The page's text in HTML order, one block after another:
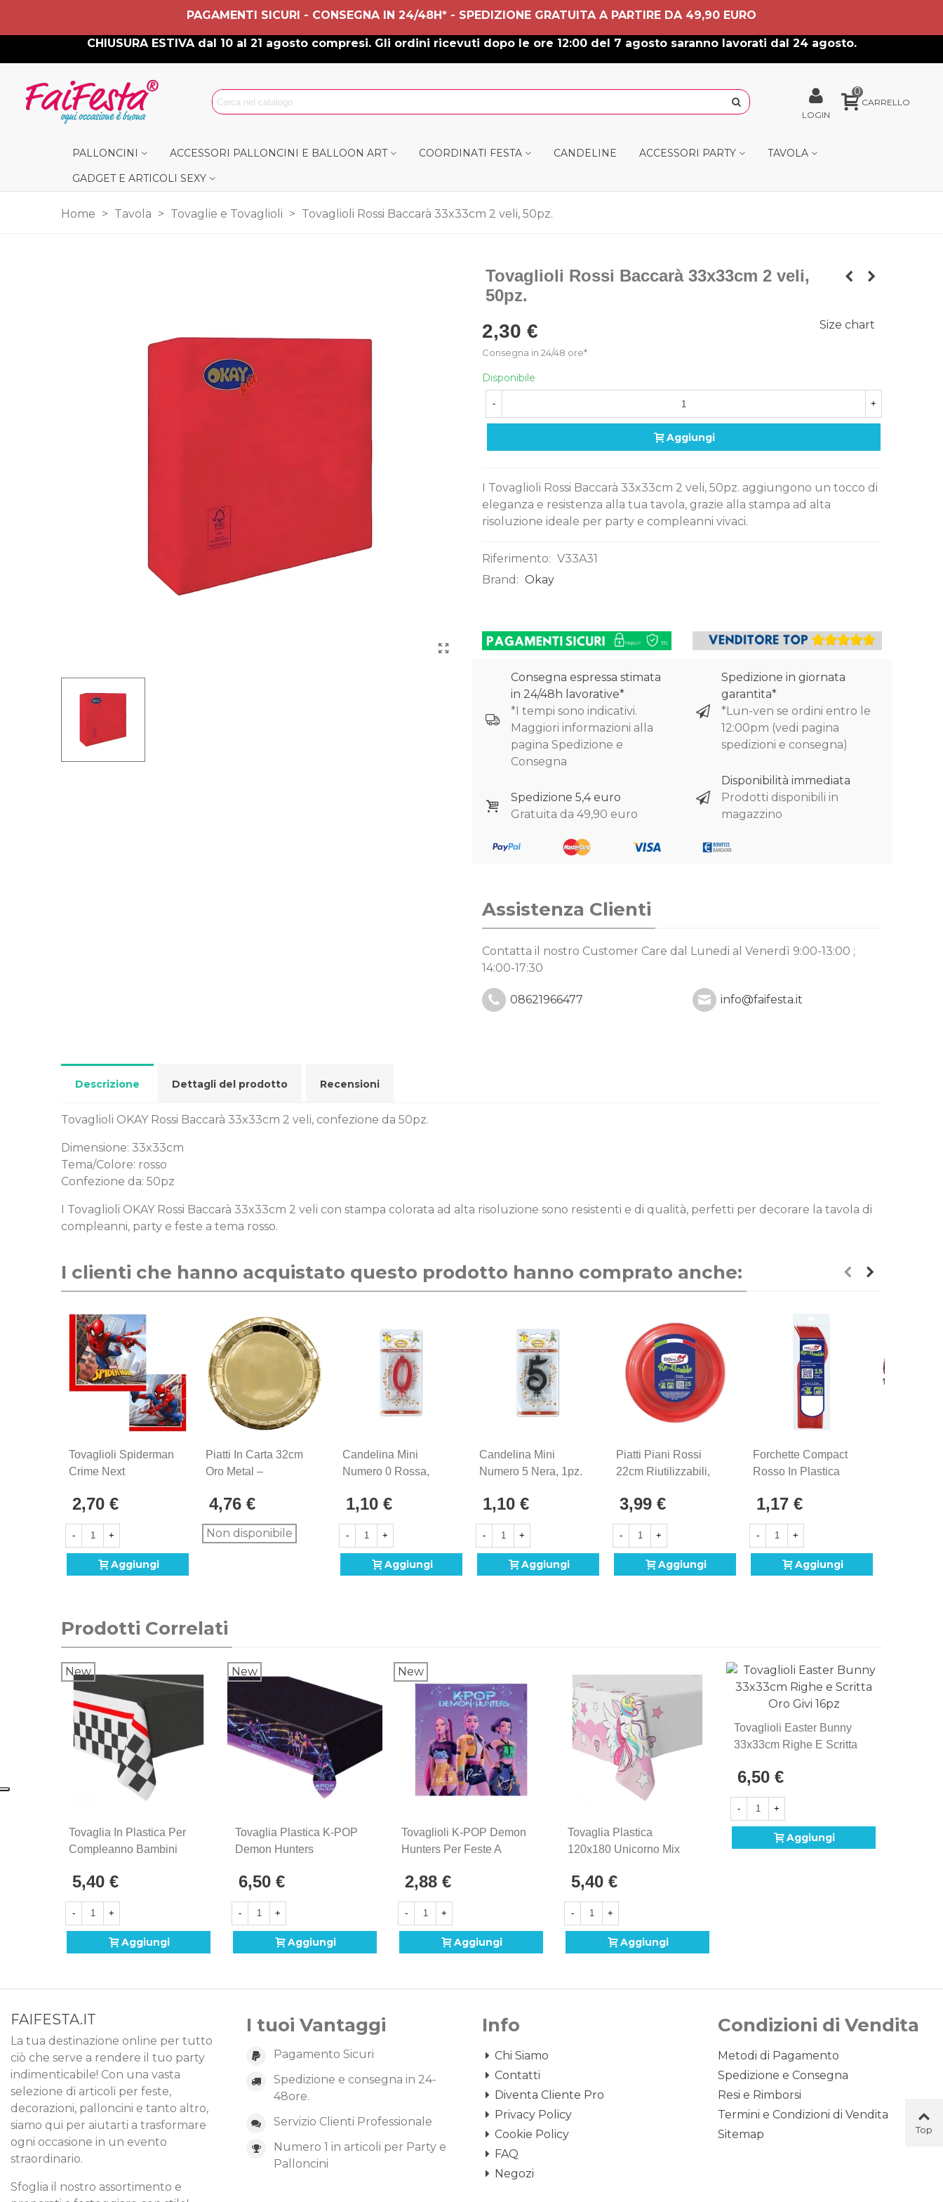
PAGAMENTI SICURI - CONSEGNA IN 24/48H* - SPEDIZIONE GRATUITA A PARTIRE DA 49,90 EURO
CHIUSURA ESTIVA dal 10 al 21 agosto compresi. Gli ordini ricevuti dopo le ore 12:00 del 7 agosto saranno lavorati dal 24 agosto.
LOGIN
0
CARRELLO
PALLONCINI ACCESSORI PALLONCINI E BALLOON ART COORDINATI FESTA CANDELINE ACCESSORI PARTY
TAVOLA
GADGET E ARTICOLI SEXY
Home > Tavola > Tovaglie e Tovaglioli > Tovaglioli Rossi Baccarà 33x33cm 2 veli, 50pz.
Tovaglioli Rossi Baccarà 33x33cm 2 veli,
50pz.
2,30 €
Consegna in 24/48 ore*
Size chart
Disponibile
- +
Aggiungi
I Tovaglioli Rossi Baccarà 33x33cm 2 veli, 50pz. aggiungono un tocco di
eleganza e resistenza alla tua tavola, grazie alla stampa ad alta
risoluzione ideale per party e compleanni vivaci.
Riferimento: V33A31
Brand: Okay
Consegna espressa stimata
in 24/48h lavorative*
*I tempi sono indicativi.
Maggiori informazioni alla
pagina Spedizione e
Consegna
Spedizione 5,4 euro
Gratuita da 49,90 euro
Spedizione in giornata
garantita*
*Lun-ven se ordini entro le
12:00pm (vedi pagina
spedizioni e consegna)
Disponibilità immediata
Prodotti disponibili in
magazzino
Assistenza Clienti
Contatta il nostro Customer Care dal Lunedi al Venerdì 9:00-13:00 ;
14:00-17:30
08621966477 info@faifesta.it
Descrizione Dettagli del prodotto Recensioni
Tovaglioli OKAY Rossi Baccarà 33x33cm 2 veli, confezione da 50pz.
Dimensione: 33x33cm
Tema/Colore: rosso
Confezione da: 50pz
I Tovaglioli OKAY Rossi Baccarà 33x33cm 2 veli con stampa colorata ad alta risoluzione sono resistenti e di qualità, perfetti per decorare la tavola di
compleanni, party e feste a tema rosso.
I clienti che hanno acquistato questo prodotto hanno comprato anche:
Tovaglioli Spiderman
Crime Next
2,70 €
- +
Aggiungi
Piatti In Carta 32cm
Oro Metal –
Pezzi
4,76 €
Non disponibile
Candelina Mini
Numero 0 Rossa,
1,10 €
- +
Aggiungi
Candelina Mini
Numero 5 Nera, 1pz.
1,10 €
- +
Aggiungi
Piatti Piani Rossi
22cm Riutilizzabili,
3,99 €
- +
Aggiungi
Forchette Compact
Rosso In Plastica
1,17 €
- +
Aggiungi
Prodotti Correlati
New
Tovaglia In Plastica Per
Compleanno Bambini
5,40 €
- +
Aggiungi
New
Tovaglia Plastica K-POP
Demon Hunters
1pz
6,50 €
- +
Aggiungi
New
Tovaglioli K-POP Demon
Hunters Per Feste A
2,88 €
- +
Aggiungi
Tovaglia Plastica
120x180 Unicorno Mix
5,40 €
- +
Aggiungi
Tovaglioli Easter Bunny
33x33cm Righe E Scritta
6,50 €
- +
Aggiungi
FAIFESTA.IT
La tua destinazione online per tutto
ciò che serve a rendere il tuo party
indimenticabile! Con una vasta
selezione di articoli per feste,
decorazioni, palloncini e tanto altro,
siamo qui per aiutarti a trasformare
ogni occasione in un evento
straordinario.
Sfoglia il nostro assortimento e
I tuoi Vantaggi
Pagamento Sicuri
Spedizione e consegna in 24-
48ore.
Servizio Clienti Professionale
Numero 1 in articoli per Party e
Palloncini
Info
Chi Siamo
Contatti
Diventa Cliente Pro
Privacy Policy
Cookie Policy
FAQ
Negozi
Condizioni di Vendita
Metodi di Pagamento
Spedizione e Consegna
Resi e Rimborsi
Termini e Condizioni di Vendita
Sitemap
Top